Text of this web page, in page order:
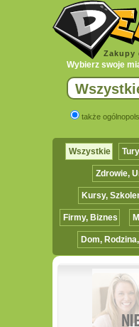
Zakupy
Wybierz swoje
także
Wszystkie
Zdrowie,
Kursy,
Firmy, Biznes
Dom,